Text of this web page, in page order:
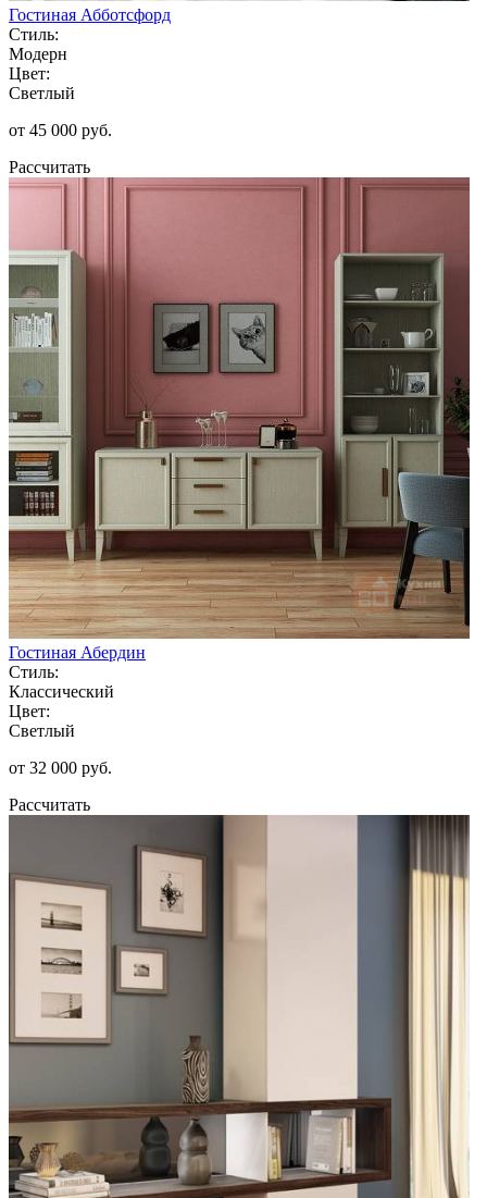
Гостиная Абботсфорд
Стиль:
Модерн
Цвет:
Светлый
от 45 000 руб.
Рассчитать
Гостиная Абердин
Стиль:
Классический
Цвет:
Светлый
от 32 000 руб.
Рассчитать